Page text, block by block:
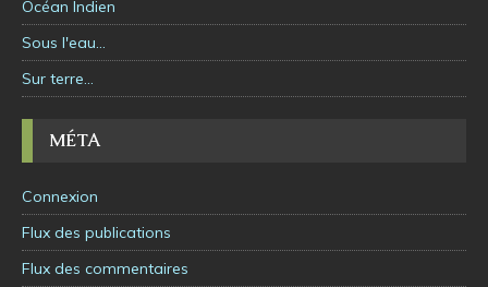
Océan Indien
Sous l'eau…
Sur terre…
MÉTA
Connexion
Flux des publications
Flux des commentaires